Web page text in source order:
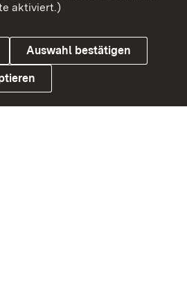
aktiviert.)
Auswahl bestätigen